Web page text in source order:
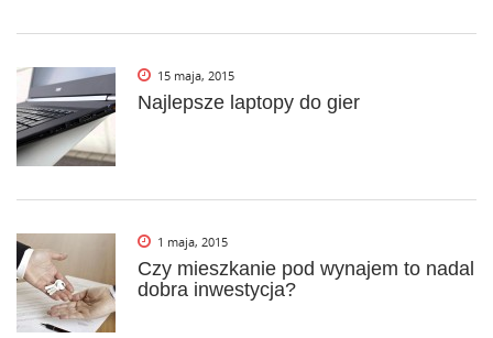
15 maja, 2015
Najlepsze laptopy do gier
1 maja, 2015
Czy mieszkanie pod wynajem to nadal
dobra inwestycja?